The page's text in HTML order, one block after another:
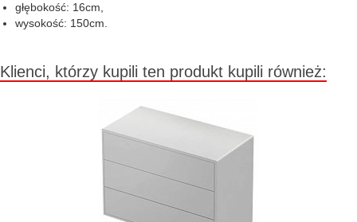
głębokość: 16cm,
wysokość: 150cm.
Klienci, którzy kupili ten produkt kupili również: